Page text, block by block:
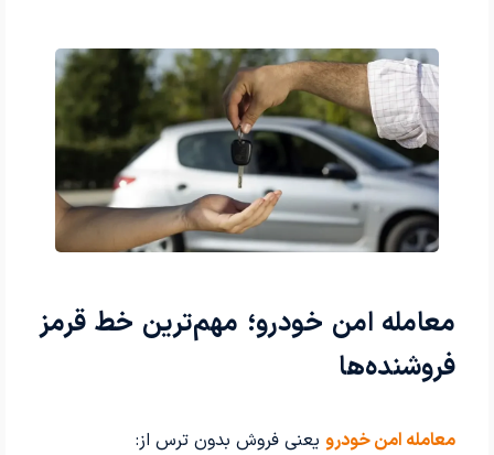
معامله امن خودرو؛ مهم‌ترین خط قرمز
فروشنده‌ها
معامله امن خودرویعنی فروش بدون ترس از: